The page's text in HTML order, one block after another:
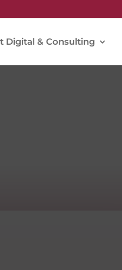
Digital & Consulting